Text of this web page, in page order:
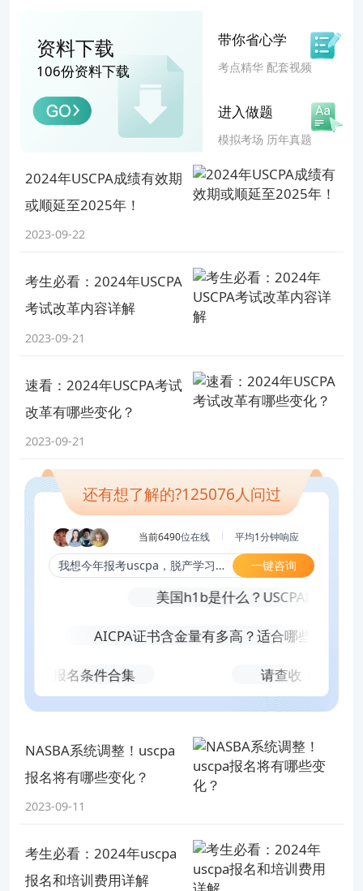
资料下载
106份资料下载 考点精华 配套视频
带你省心学
模拟考场 历年真题
进入做题
2024年USCPA成绩有效期
或顺延至2025年！
2023-09-22
考生必看：2024年USCPA
考试改革内容详解
2023-09-21
速看：2024年USCPA考试
改革有哪些变化？
2023-09-21
还有想了解的?125076人问过
当前6490位在线 平均1分钟响应
我想今年报考uscpa，脱产学习，先考哪科合适？ 一键咨询
美国h1b是什么？USCPA能帮助获
AICPA证书含金量有多高？适合哪些人报考？
考州报名条件合集 请查收！佛蒙特
NASBA系统调整！uscpa
报名将有哪些变化？
2023-09-11
考生必看：2024年uscpa
报名和培训费用详解